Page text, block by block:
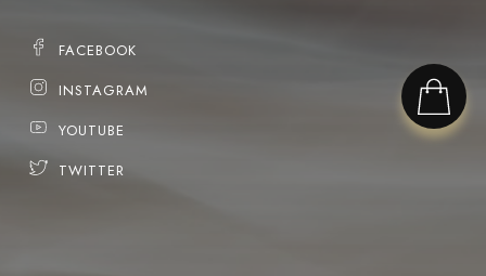
FACEBOOK
INSTAGRAM
YOUTUBE
TWITTER